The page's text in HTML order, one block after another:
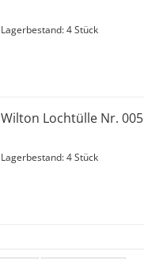
Lagerbestand: 4 Stück
Wilton Lochtülle Nr. 005
Lagerbestand: 4 Stück